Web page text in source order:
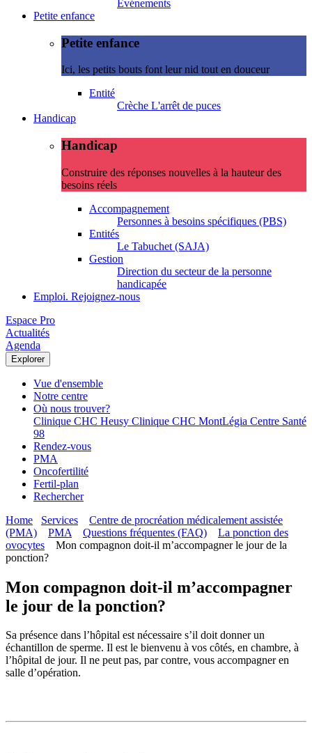
Evénements
Petite enfance
Petite enfance
Ici, les petits bouts font leur nid tout en douceur
Entité
Crèche L'arrêt de puces
Handicap
Handicap
Construire des réponses nouvelles à la hauteur des
besoins réels
Accompagnement
Personnes à besoins spécifiques (PBS)
Entités
Le Tabuchet (SAJA)
Gestion
Direction du secteur de la personne
handicapée
Emploi. Rejoignez-nous
Espace Pro
Actualités
Agenda
Explorer
Vue d'ensemble
Notre centre
Où nous trouver?
Clinique CHC Heusy Clinique CHC MontLégia Centre Santé
98
Rendez-vous
PMA
Oncofertilité
Fertil-plan
Rechercher
Home
Services
Centre de procréation médicalement assistée
(PMA)
PMA Questions fréquentes (FAQ)
La ponction des
ovocytes
Mon compagnon doit-il m’accompagner le jour de la
ponction?
Mon compagnon doit-il m’accompagner
le jour de la ponction?
Sa présence dans l’hôpital est nécessaire s’il doit donner un
échantillon de sperme. Il est le bienvenu à vos côtés, en chambre, à
l’hôpital de jour. Il ne peut pas, par contre, vous accompagner en
salle d’opération.